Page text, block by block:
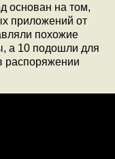
основан на том,
приложений от
похожие
а 10 подошли для
распоряжении